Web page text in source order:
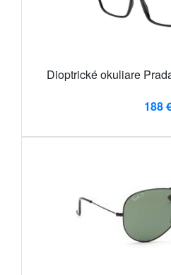
Dioptrické okuliare
188